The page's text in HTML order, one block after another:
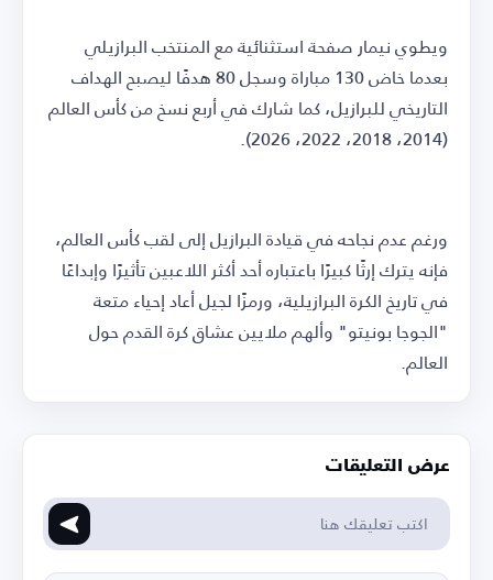
ويطوي نيمار صفحة استثنائية مع المنتخب البرازيلي
بعدما خاض 130 مباراة وسجل 80 هدفًا ليصبح الهداف
التاريخي للبرازيل، كما شارك في أربع نسخ من كأس العالم
(2014، 2018، 2022، 2026).
ورغم عدم نجاحه في قيادة البرازيل إلى لقب كأس العالم،
فإنه يترك إرثًا كبيرًا باعتباره أحد أكثر اللاعبين تأثيرًا وإبداعًا
في تاريخ الكرة البرازيلية، ورمزًا لجيل أعاد إحياء متعة
"الجوجا بونيتو" وألهم ملايين عشاق كرة القدم حول
العالم.
عرض التعليقات